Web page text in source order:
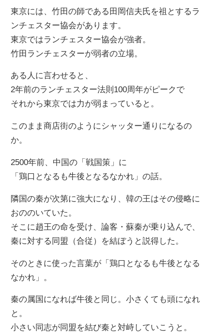
東京には、竹田の師である田岡信夫氏を祖とするラ
ンチェスター協会があります。
東京ではランチェスター協会が強者。
竹田ランチェスターが弱者の立場。
ある人に言わせると、
2年前のランチェスター法則100周年がピークで
それから東京では力が弱まっていると。
このまま商店街のようにシャッター通りになるの
か。
2500年前、中国の「戦国策」に
「鶏口となるも牛後となるなかれ」の話。
隣国の秦が次第に強大になり、韓の王はその侵略に
おののいていた。
そこに趙王の命を受け、論客・蘇秦が乗り込んで、
秦に対する同盟（合従）を結ぼうと説得した。
そのときに使った言葉が「鶏口となるも牛後となる
なかれ」。
秦の属国になれば牛後と同じ。小さくても頭になれ
と。
小さい同志が同盟を結び秦と対峙していこうと。